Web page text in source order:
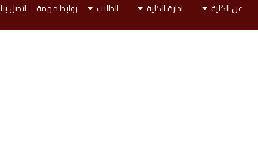
عن الكلية ادارة الكلية الطلاب روابط مهمة اتصل بنا